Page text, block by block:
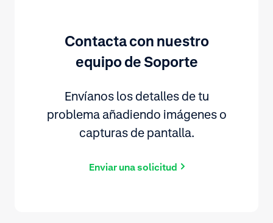
Contacta con nuestro
equipo de Soporte
Envíanos los detalles de tu
problema añadiendo imágenes o
capturas de pantalla.
Enviar una solicitud